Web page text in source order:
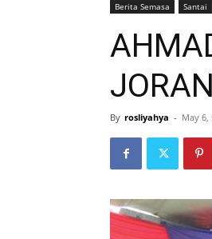
Berita Semasa Santai
By rosliyahya - May 6,